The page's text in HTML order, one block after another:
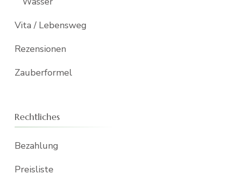
Vita / Lebensweg
Rezensionen
Zauberformel
Rechtliches
Bezahlung
Preisliste